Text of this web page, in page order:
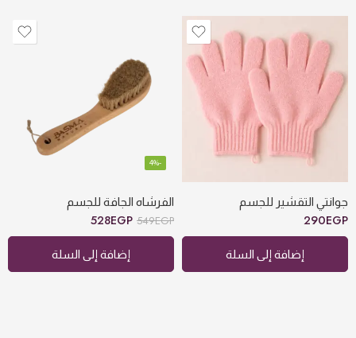
جوانتي التقشير للجسم
290EGP
إضافة إلى السلة
الفرشاه الجافة للجسم
-4%
549EGP
528EGP
إضافة إلى السلة